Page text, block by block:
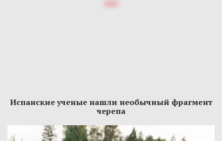
Испанские ученые нашли необычный фрагмент
черепа